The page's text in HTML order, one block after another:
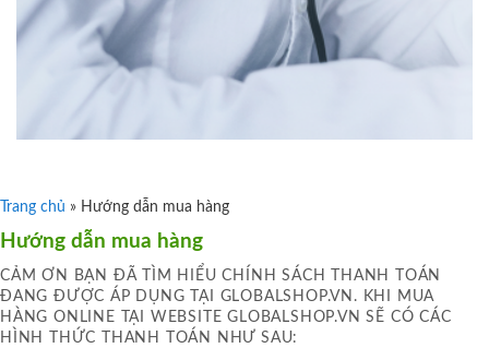
Trang chủ » Hướng dẫn mua hàng
Hướng dẫn mua hàng
CẢM ƠN BẠN ĐÃ TÌM HIỂU CHÍNH SÁCH THANH TOÁN
ĐANG ĐƯỢC ÁP DỤNG TẠI GLOBALSHOP.VN. KHI MUA
HÀNG ONLINE TẠI WEBSITE GLOBALSHOP.VN SẼ CÓ CÁC
HÌNH THỨC THANH TOÁN NHƯ SAU: